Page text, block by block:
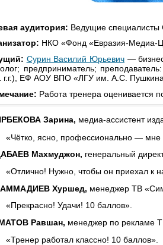
аудитория: Ведущие специалисты
НКО «Фонд «Евразия-Медиа-
Сурин Василий Юрьевич —
предприниматель;
г.г.), ЕФ АОУ ВПО «ЛГУ им. А.С.
Работа тренера оценивается
Зарина, медиа-ассистент
«Чётко, ясно, профессионально — мне
Махмуджон, генеральный
«Отлично! Нужно, чтобы он приехал к
Хуршед, менеджер ТВ «
«Прекрасно! Удачи! 10 баллов».
Равшан, менеджер по рекламе
«Тренер работал классно! 10 баллов».